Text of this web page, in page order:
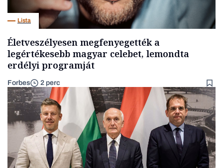
Lista
Életveszélyesen megfenyegették a
legértékesebb magyar celebet, lemondta
erdélyi programját
Forbes 2 perc